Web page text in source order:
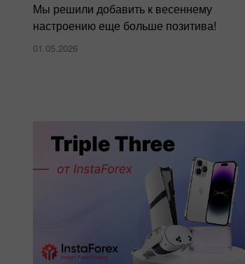
Мы решили добавить к весеннему
настроению еще больше позитива!
01.05.2026